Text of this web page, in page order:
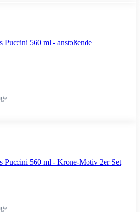
Puccini 560 ml - anstoßende
Puccini 560 ml - Krone-Motiv 2er Set